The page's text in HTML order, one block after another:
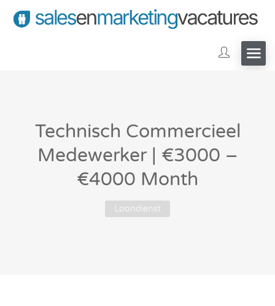
Technisch Commercieel
Medewerker | €3000 –
€4000 Month
Loondienst